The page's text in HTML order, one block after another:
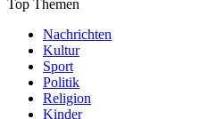
Top Themen
Nachrichten
Kultur
Sport
Politik
Religion
Kinder